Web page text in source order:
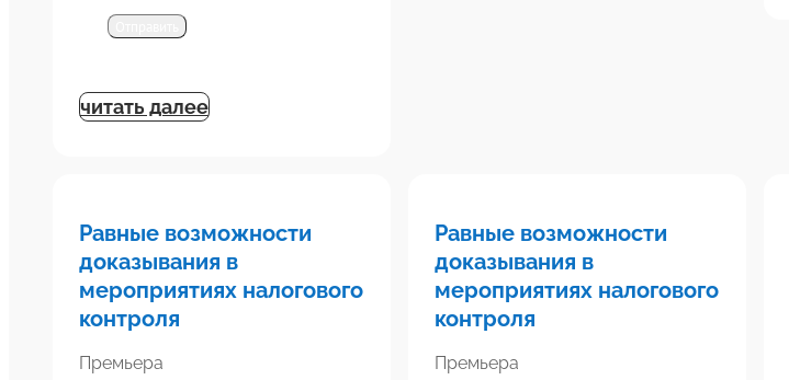
читать далее
Равные возможности
доказывания в
мероприятиях налогового
контроля
Премьера
Равные возможности
доказывания в
мероприятиях налогового
контроля
Премьера